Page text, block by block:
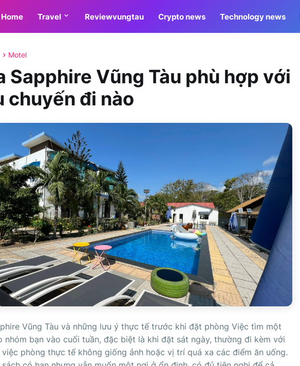
Home Travel Reviewvungtau Crypto news Technology news
Motel
Sapphire Vũng Tàu phù hợp với
chuyến đi nào
Vũng Tàu và những lưu ý thực tế trước khi đặt phòng Việc tìm một
nhóm bạn vào cuối tuần, đặc biệt là khi đặt sát ngày, thường đi kèm với
phòng thực tế không giống ảnh hoặc vị trí quá xa các điểm ăn uống.